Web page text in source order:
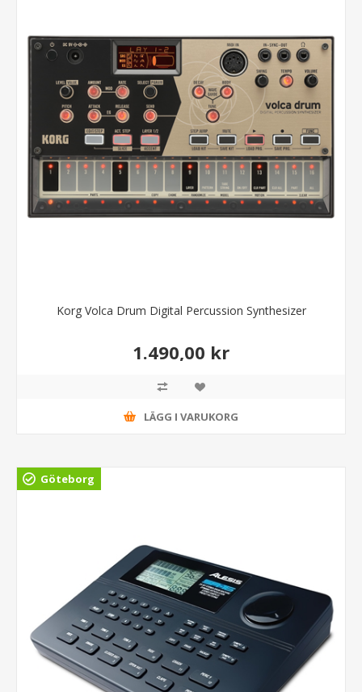
Korg Volca Drum Digital Percussion Synthesizer
1.490,00 kr
LÄGG I VARUKORG
Göteborg